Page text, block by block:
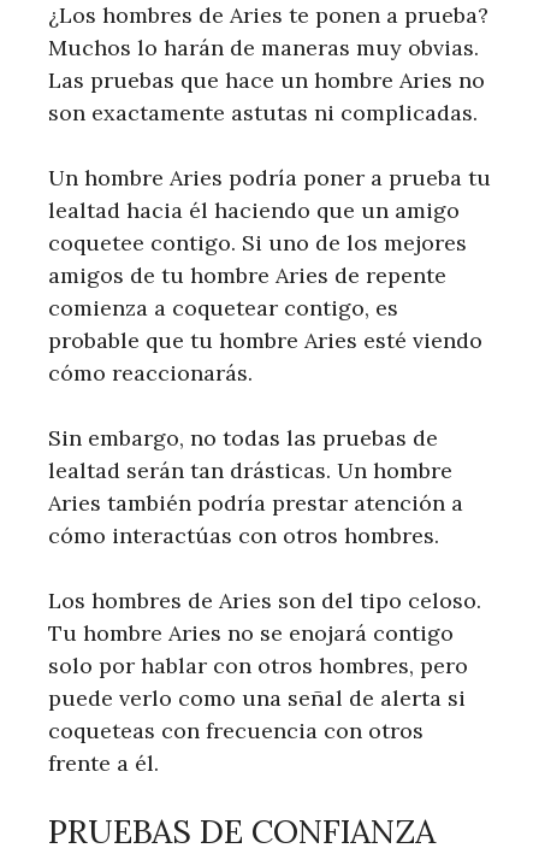
¿Los hombres de Aries te ponen a prueba?
Muchos lo harán de maneras muy obvias.
Las pruebas que hace un hombre Aries no
son exactamente astutas ni complicadas.
Un hombre Aries podría poner a prueba tu
lealtad hacia él haciendo que un amigo
coquetee contigo. Si uno de los mejores
amigos de tu hombre Aries de repente
comienza a coquetear contigo, es
probable que tu hombre Aries esté viendo
cómo reaccionarás.
Sin embargo, no todas las pruebas de
lealtad serán tan drásticas. Un hombre
Aries también podría prestar atención a
cómo interactúas con otros hombres.
Los hombres de Aries son del tipo celoso.
Tu hombre Aries no se enojará contigo
solo por hablar con otros hombres, pero
puede verlo como una señal de alerta si
coqueteas con frecuencia con otros
frente a él.
PRUEBAS DE CONFIANZA